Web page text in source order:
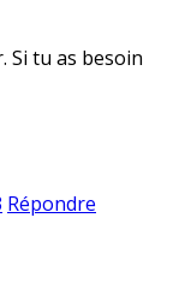
Si tu as besoin
Répondre